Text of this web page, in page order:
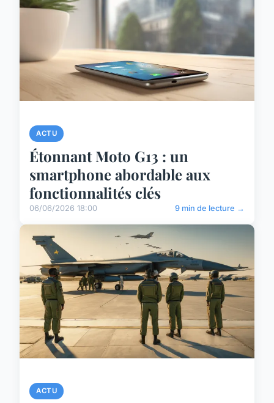
ACTU
Étonnant Moto G13 : un
smartphone abordable aux
fonctionnalités clés
06/06/2026 18:00 9 min de lecture →
ACTU